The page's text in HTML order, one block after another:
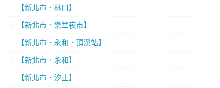
【新北市．林口】
【新北市．樂華夜市】
【新北市．永和．頂溪站】
【新北市．永和】
【新北市．汐止】